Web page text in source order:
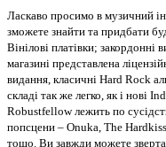
Ласкаво просимо в музичний
зможете знайти та придбати
Вінілові платівки;
магазині представлена
видання, класичні Hard Rock
складі так же легко, як і нові
Robustfellow лежить по
попсцени – Onuka, The
тощо. Ви завжди можете